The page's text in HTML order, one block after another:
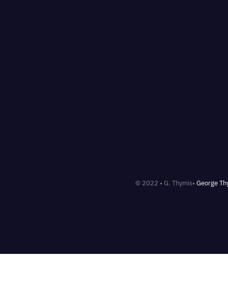
© 2022 • G. Thymis• George